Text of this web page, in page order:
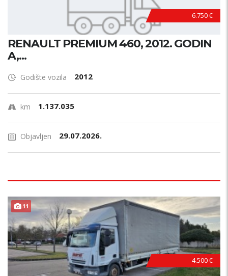
6.750 €
RENAULT PREMIUM 460, 2012. GODIN
A,...
Godište vozila 2012
km 1.137.035
Objavljen 29.07.2026.
11
4.500 €